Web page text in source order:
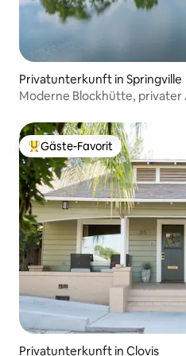
Privatunterkunft in Springville
Moderne Blockhütte, privater
Beliebter Gäste-Favorit.
Gäste-Favorit
Privatunterkunft in Clovis